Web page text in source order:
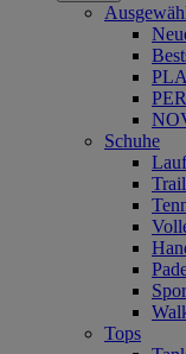
Schuhe
Tops